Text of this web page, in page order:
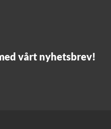
vårt nyhetsbrev!